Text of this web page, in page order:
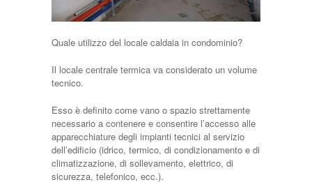
Quale utilizzo del locale caldaia in condominio?
Il locale centrale termica va considerato un volume
tecnico.
Esso è definito come vano o spazio strettamente
necessario a contenere e consentire l’accesso alle
apparecchiature degli impianti tecnici al servizio
dell’edificio (idrico, termico, di condizionamento e di
climatizzazione, di sollevamento, elettrico, di
sicurezza, telefonico, ecc.).